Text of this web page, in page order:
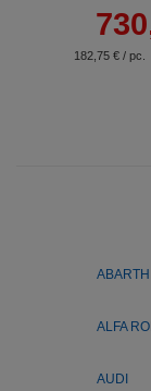
182,75 € / pc.
ABARTH
ALFA
AUDI